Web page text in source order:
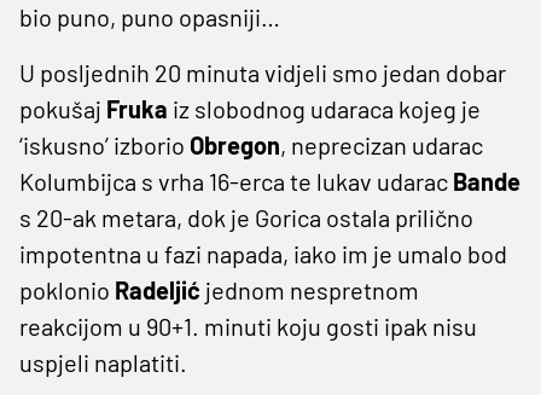
bio puno, puno opasniji…
U posljednih 20 minuta vidjeli smo jedan dobar
pokušaj Fruka iz slobodnog udaraca kojeg je
‘iskusno’ izborio Obregon, neprecizan udarac
Kolumbijca s vrha 16-erca te lukav udarac Bande
s 20-ak metara, dok je Gorica ostala prilično
impotentna u fazi napada, iako im je umalo bod
poklonio Radeljić jednom nespretnom
reakcijom u 90+1. minuti koju gosti ipak nisu
uspjeli naplatiti.